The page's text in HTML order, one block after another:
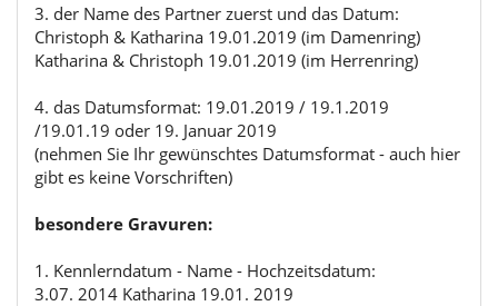
3. der Name des Partner zuerst und das Datum:
Christoph & Katharina 19.01.2019 (im Damenring)
Katharina & Christoph 19.01.2019 (im Herrenring)
4. das Datumsformat: 19.01.2019 / 19.1.2019
/19.01.19 oder 19. Januar 2019
(nehmen Sie Ihr gewünschtes Datumsformat - auch hier
gibt es keine Vorschriften)
besondere Gravuren:
1. Kennlerndatum - Name - Hochzeitsdatum:
3.07. 2014 Katharina 19.01. 2019